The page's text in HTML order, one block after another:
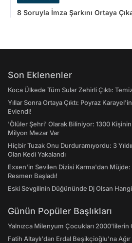
8 Soruyla İmza Şarkını Ortaya
Son Eklenenler
Koca Ülkede Tüm Sular Zehirli Çıktı:
Yıllar Sonra Ortaya Çıktı: Poyraz
Evlendi!
'Ölüler Şehri' Olarak Biliniyor: 1300 Kişinin
Milyon Mezar Var
Hiçbir Tuzak Onu Durduramıyordu: 3
Olan Kedi Yakalandı
Exxen'in Sevilen Dizisi Karma'dan
Resmen Başladı!
Eski Sevgilinin Düğününde Dj Olsan Hangi
Günün Popüler Başlıkları
Yalnızca Milenyum Çocukları 2000'lilerin
Fatih Altaylı'dan Erdal Beşikçioğlu'na